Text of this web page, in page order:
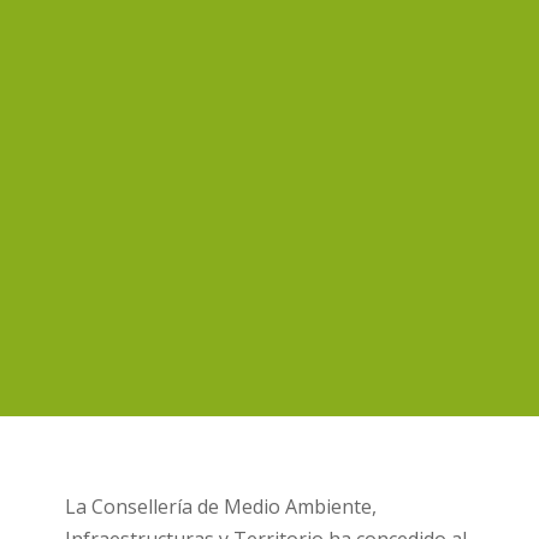
La Consellería de Medio Ambiente,